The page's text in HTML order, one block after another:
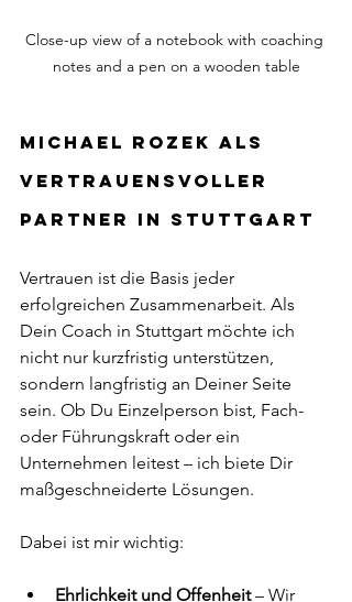
Close-up view of a notebook with coaching
notes and a pen on a wooden table
Michael Rozek als
vertrauensvoller
Partner in Stuttgart
Vertrauen ist die Basis jeder
erfolgreichen Zusammenarbeit. Als
Dein Coach in Stuttgart möchte ich
nicht nur kurzfristig unterstützen,
sondern langfristig an Deiner Seite
sein. Ob Du Einzelperson bist, Fach-
oder Führungskraft oder ein
Unternehmen leitest – ich biete Dir
maßgeschneiderte Lösungen.
Dabei ist mir wichtig:
Ehrlichkeit und Offenheit – Wir